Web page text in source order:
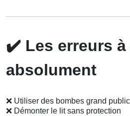
✔️ Les erreurs
absolument
❌ Utiliser des bombes grand public
❌ Démonter le lit sans protection